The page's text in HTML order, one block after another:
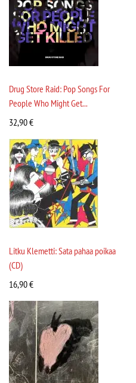
Drug Store Raid: Pop Songs For
People Who Might Get...
32,90€
Litku Klemetti: Sata pahaa poikaa
(CD)
16,90€